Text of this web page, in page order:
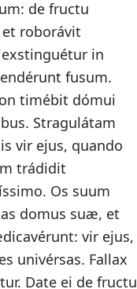
de fructu
roborávit
in
fusum.
timébit dómui
Stragulátam
vir ejus, quando
trádidit
Os suum
domus suæ, et
vir ejus,
univérsas. Fallax
Date ei de fructu